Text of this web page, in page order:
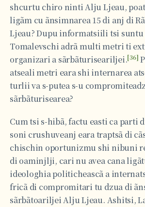
shcurtu chiro ninti Alju Ljeau,
ligãm cu ãnsimnarea 15 di anj di
Ljeau? Dupu informatsiili tsi
Tomalevschi adrã multi metri ti
organizari a sãrbãturiseariljei.[36]
atseali metri eara shi internarea
turlii va s-putea s-u
sãrbãturisearea?
Cum tsi s-hibã, factu easti ca
soni crushuveanj eara traptsã di
chischin oportunizmu shi nibuni
di oaminjlji, cari nu avea cana
ideologhia politicheascã a
fricã di compromitari tu dzua di
sãrbãtoariljei Alju Ljeau. Ashitsi,